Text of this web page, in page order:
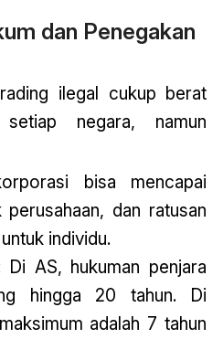
dan Penegakan
ilegal cukup berat
negara, namun
bisa mencapai
dan ratusan
individu.
Di AS, hukuman penjara
hingga 20 tahun. Di
adalah 7 tahun